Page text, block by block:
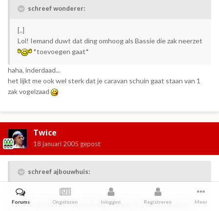
schreef wonderer:
[..]
Lol! Iemand duwt dat ding omhoog als Bassie die zak neerzet
*toevoegen gaat*
haha, inderdaad...
het lijkt me ook wel sterk dat je caravan schuin gaat staan van 1
zak vogelzaad
Twice
18 januari 2005 gepost
schreef ajbouwhuis:
[..]
En als je helemaal goed kijkt, zie je dat er geen kooi achter
Forums Ongelezen Inloggen Registreren Meer